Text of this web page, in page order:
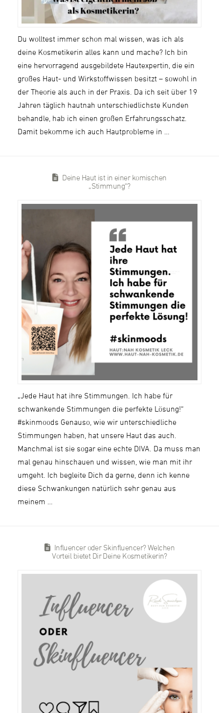
Du wolltest immer schon mal wissen, was ich als
deine Kosmetikerin alles kann und mache? Ich bin
eine hervorragend ausgebildete Hautexpertin, die ein
großes Haut- und Wirkstoffwissen besitzt – sowohl in
der Theorie als auch in der Praxis. Da ich seit über 19
Jahren täglich hautnah unterschiedlichste Kunden
behandle, hab ich einen großen Erfahrungsschatz.
Damit bekomme ich auch Hautprobleme in …
Deine Haut ist in einer komischen
„Stimmung“?
„Jede Haut hat ihre Stimmungen. Ich habe für
schwankende Stimmungen die perfekte Lösung!“
#skinmoods Genauso, wie wir unterschiedliche
Stimmungen haben, hat unsere Haut das auch.
Manchmal ist sie sogar eine echte DIVA. Da muss man
mal genau hinschauen und wissen, wie man mit ihr
umgeht. Ich begleite Dich da gerne, denn ich kenne
diese Schwankungen natürlich sehr genau aus
meinem …
Influencer oder Skinfluencer? Welchen
Vorteil bietet Dir Deine Kosmetikerin?